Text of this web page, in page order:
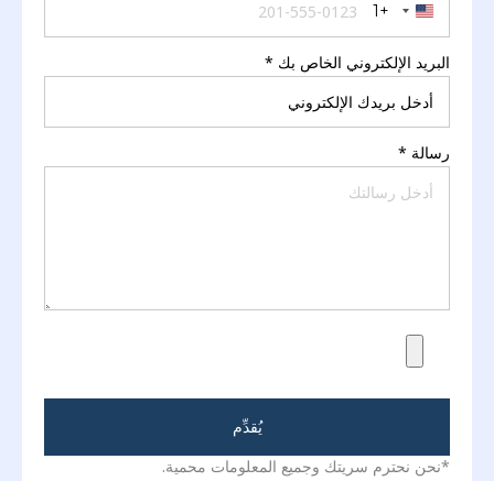
United States +1
+1
البريد الإلكتروني الخاص بك *
رسالة *
يُقدِّم
*نحن نحترم سريتك وجميع المعلومات محمية.